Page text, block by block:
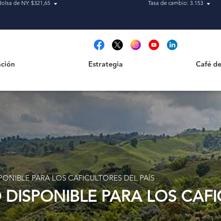
de NY: $321,65 Tasa de cambio: 3.153
Estrategia Café
PARA LOS CAFICULTORES DEL PAÍS
PARA LOS